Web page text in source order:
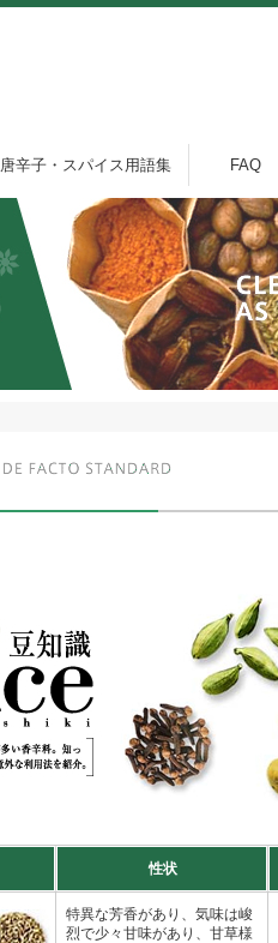
唐辛子・スパイス用語集 FAQ
性状
特異な芳香があり、気味は峻
烈で少々甘味があり、甘草様